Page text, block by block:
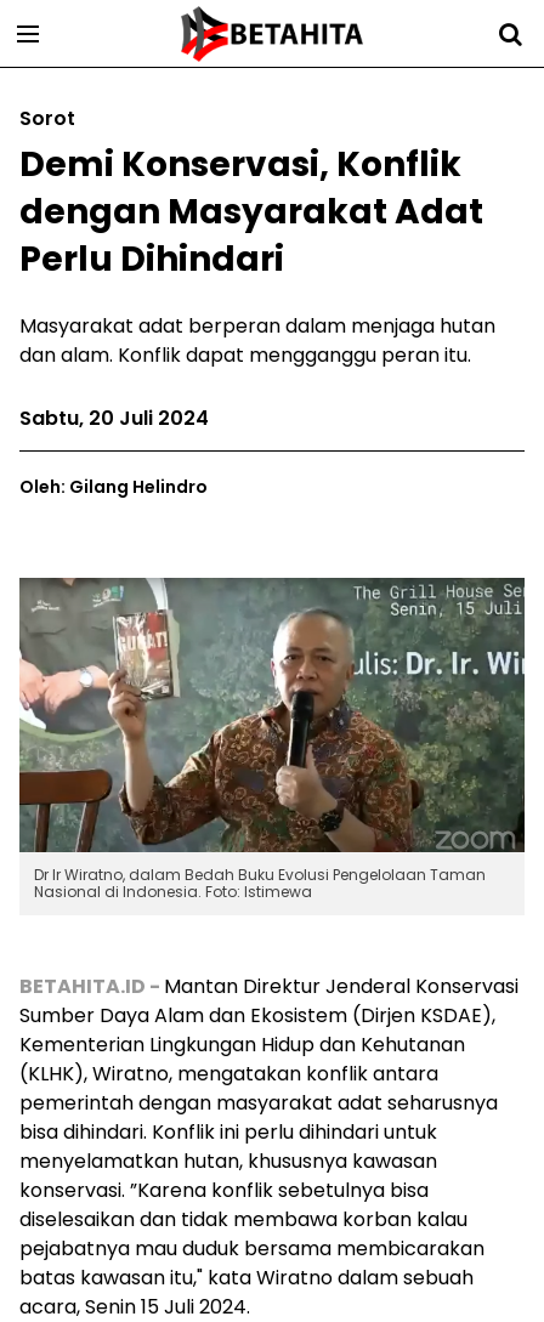
Sorot
Demi Konservasi, Konflik
dengan Masyarakat Adat
Perlu Dihindari
Masyarakat adat berperan dalam menjaga hutan
dan alam. Konflik dapat mengganggu peran itu.
Sabtu, 20 Juli 2024
Oleh: Gilang Helindro
Dr Ir Wiratno, dalam Bedah Buku Evolusi Pengelolaan Taman
Nasional di Indonesia. Foto: Istimewa
BETAHITA.ID - Mantan Direktur Jenderal Konservasi
Sumber Daya Alam dan Ekosistem (Dirjen KSDAE),
Kementerian Lingkungan Hidup dan Kehutanan
(KLHK), Wiratno, mengatakan konflik antara
pemerintah dengan masyarakat adat seharusnya
bisa dihindari. Konflik ini perlu dihindari untuk
menyelamatkan hutan, khususnya kawasan
konservasi. ”Karena konflik sebetulnya bisa
diselesaikan dan tidak membawa korban kalau
pejabatnya mau duduk bersama membicarakan
batas kawasan itu," kata Wiratno dalam sebuah
acara, Senin 15 Juli 2024.